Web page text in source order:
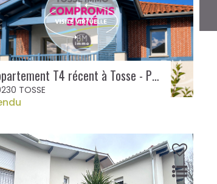
Appartement T4 récent à Tosse - Proche plages de Seignosse
TOSSE